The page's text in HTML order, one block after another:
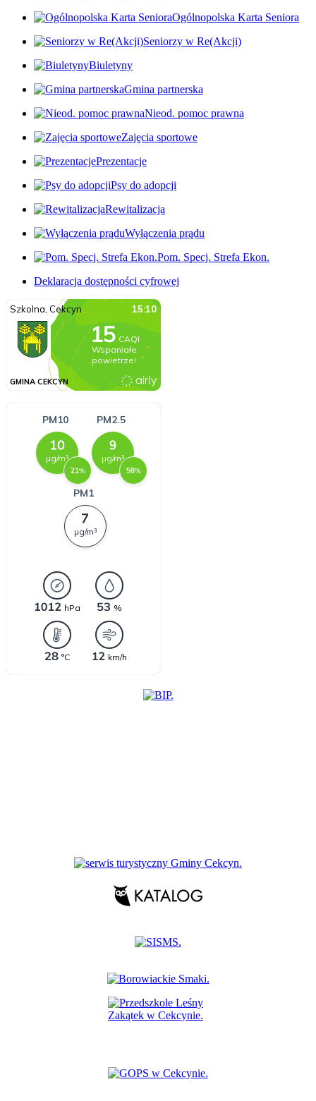
Ogólnopolska Karta Seniora
Seniorzy w Re(Akcji)
Biuletyny
Gmina partnerska
Nieod. pomoc prawna
Zajęcia sportowe
Prezentacje
Psy do adopcji
Rewitalizacja
Wyłączenia prądu
Pom. Specj. Strefa Ekon.
Deklaracja dostępności cyfrowej